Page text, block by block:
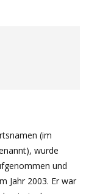
(im
wurde
und
Jahr 2003. Er war